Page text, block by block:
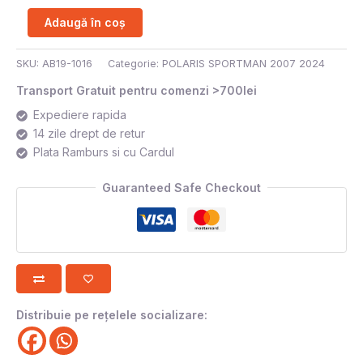
Adaugă în coș
SKU: AB19-1016 Categorie: POLARIS SPORTMAN 2007 2024
Transport Gratuit pentru comenzi >700lei
Expediere rapida
14 zile drept de retur
Plata Ramburs si cu Cardul
Guaranteed Safe Checkout
Distribuie pe rețelele socializare: